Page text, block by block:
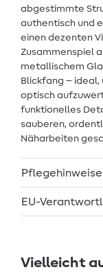
abgestimmte
authentisch und
einen dezenten
Zusammenspiel
metallischem
Blickfang – ideal,
optisch
funktionelles
sauberen,
Näharbeiten
Pflegehinweise
EU-
Vielleicht